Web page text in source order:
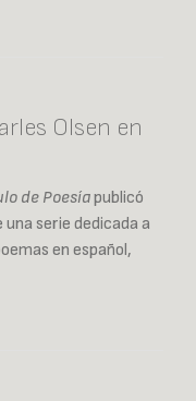
Olsen en
de Poesíapublicó
serie dedicada a
en español,